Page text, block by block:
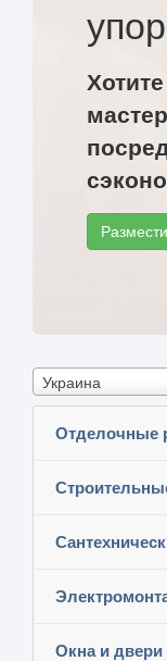
Украина
Отделочные
Окна и двери